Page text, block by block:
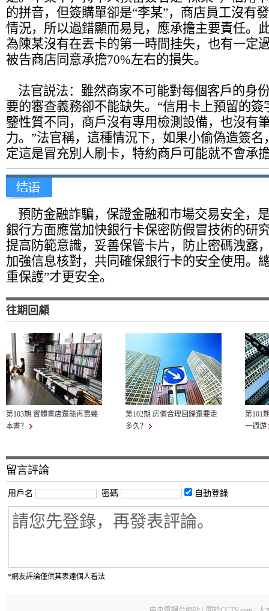
的拼音，但簽購單卻是“李某”，商店員工沒有
情況，所以過錯顯而易見，應承擔主要責任。
為陳某沒有在丟卡的第一時間挂失，也有一定
被告商店同意承擔70%左右的損失。
法官説法：雖然商家不可能對每個客戶的身
要的審查義務卻不能缺失。“信用卡上預留的
鑒性質不同，商戶沒有專用檢測設備，也沒有
力。”法官稱，這種情況下，如果小偷偽造簽
定這是冒充別人刷卡，特約商戶可能就不會承
預防金融詐騙，保證金融和市場交易安全，
銀行方面應當加快銀行卡保密防假冒技術的研
提高防範意識，妥善保管卡片，防止密碼洩露
加強信息核對，共同確保銀行卡的安全使用。
重保護”才更安全。
往期回顧
第103期 實體書店還能再賣幾
本書？
第102期 房價合理回歸還要走
多久？
第101
一週游
留言評論
用戶名 密碼 自動登錄
*網友評論僅供其表達個人看法